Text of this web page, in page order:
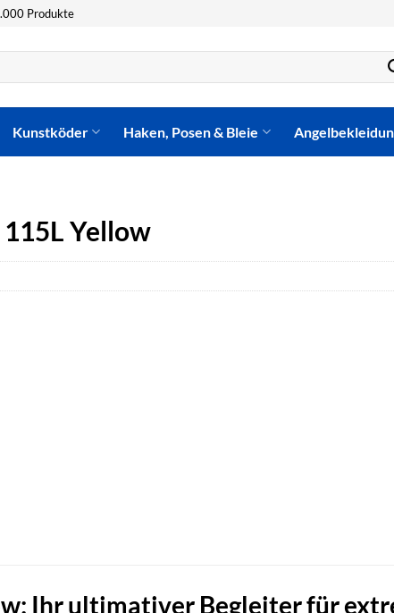
Produkte
Kunstköder Haken, Posen & Bleie
Yellow
Ihr ultimativer Begleiter für